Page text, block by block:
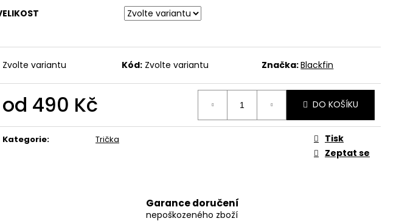
Zvolte variantu Kód: Zvolte variantu Značka:Blackfin
od 490 Kč
cena:
DO KOŠÍKU
Kategorie: Trička
Tisk
Zeptat se
Garance doručení
nepoškozeného zboží